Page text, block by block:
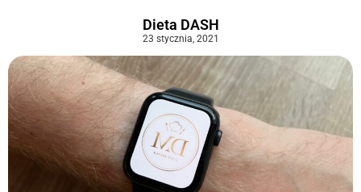
Dieta DASH
23 stycznia, 2021